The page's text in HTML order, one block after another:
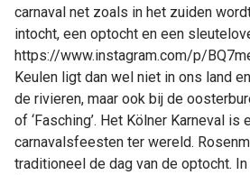
carnaval net zoals in het zuiden
intocht, een optocht en een
https://www.instagram.com/p/
Keulen ligt dan wel niet in ons land
de rivieren, maar ook bij de
of ‘Fasching’. Het Kölner Karneval
carnavalsfeesten ter wereld.
traditioneel de dag van de optocht.